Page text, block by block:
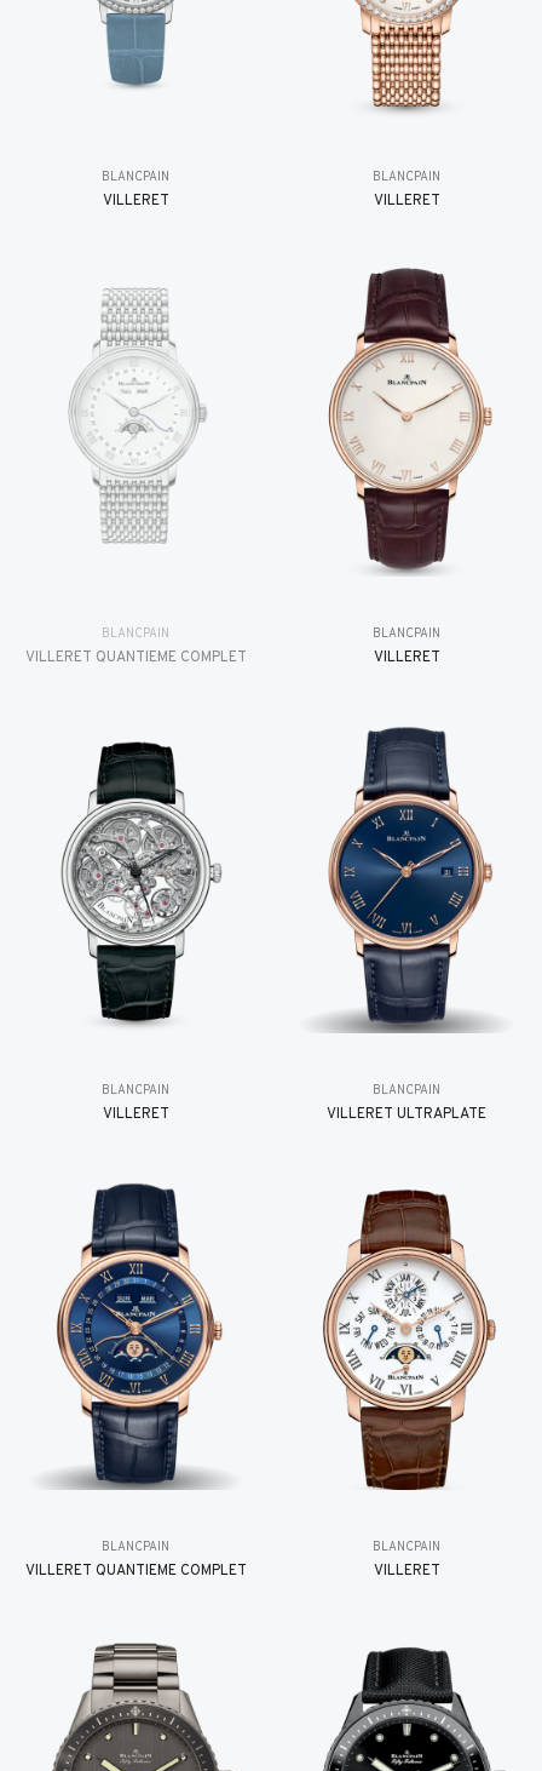
BLANCPAIN
VILLERET
BLANCPAIN
VILLERET
BLANCPAIN
VILLERET QUANTIÈME COMPLET
BLANCPAIN
VILLERET
BLANCPAIN
VILLERET
BLANCPAIN
VILLERET ULTRAPLATE
BLANCPAIN
VILLERET QUANTIÈME COMPLET
BLANCPAIN
VILLERET